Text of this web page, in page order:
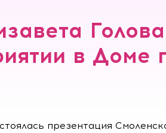
в Доме
презентация